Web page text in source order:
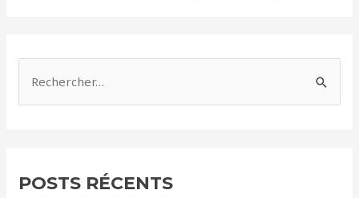
la
Captivité
des
r
POSTS RÉCENTS